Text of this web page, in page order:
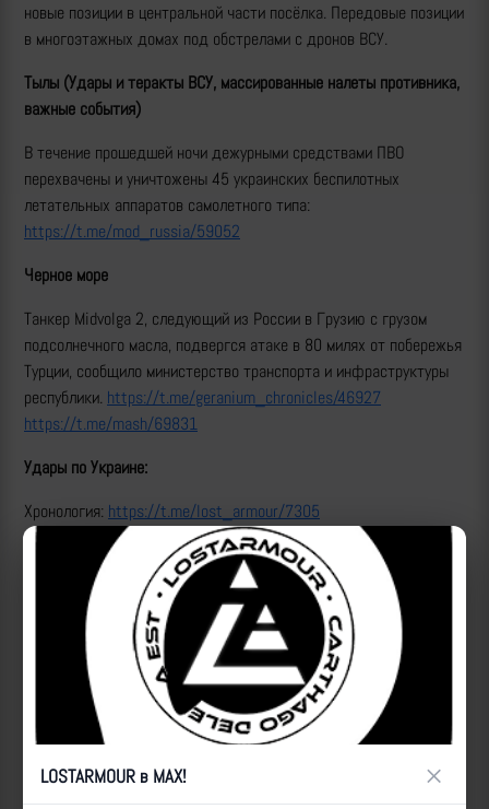
новые позиции в центральной части посёлка. Передовые позиции
в многоэтажных домах под обстрелами с дронов ВСУ.
Тылы (Удары и теракты ВСУ, массированные налеты противника,
важные события)
В течение прошедшей ночи дежурными средствами ПВО
перехвачены и уничтожены 45 украинских беспилотных
летательных аппаратов самолетного типа:
https://t.me/mod_russia/59052
Черное море
Танкер Midvolga 2, следующий из России в Грузию с грузом
подсолнечного масла, подвергся атаке в 80 милях от побережья
Турции, сообщило министерство транспорта и инфраструктуры
республики. https://t.me/geranium_chronicles/46927
https://t.me/mash/69831
Удары по Украине:
Хронология: https://t.me/lost_armour/7305
Анимированная схема ударов:https://t.me/lost_armour/7308
Удар барражирующего боеприпаса предположительно БМ-35 по
мобильной огневой группе ВСУ в Черниговской области,
прикрывающую рядом находящуюся подстанцию.
https://t.me/lost_armour/7312
Сводка МО РФ:
https://t.me/mod_russia/59058
https://t.me/mod_russia/59059
LOSTARMOUR в MAX! ×